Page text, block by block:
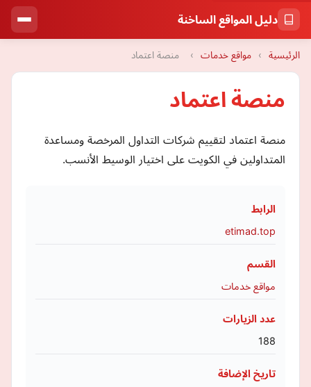
دليل المواقع الساخنة
الرئيسية › مواقع خدمات › منصة اعتماد
منصة اعتماد
منصة اعتماد لتقييم شركات التداول المرخصة ومساعدة
المتداولين في الكويت على اختيار الوسيط الأنسب.
الرابط
etimad.top
القسم
مواقع خدمات
عدد الزيارات
188
تاريخ الإضافة